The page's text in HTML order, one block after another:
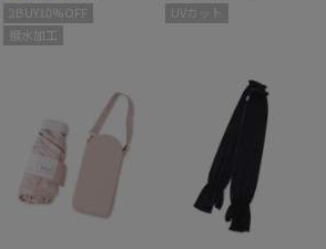
2BUY10%OFF
撥水加工
UVカット